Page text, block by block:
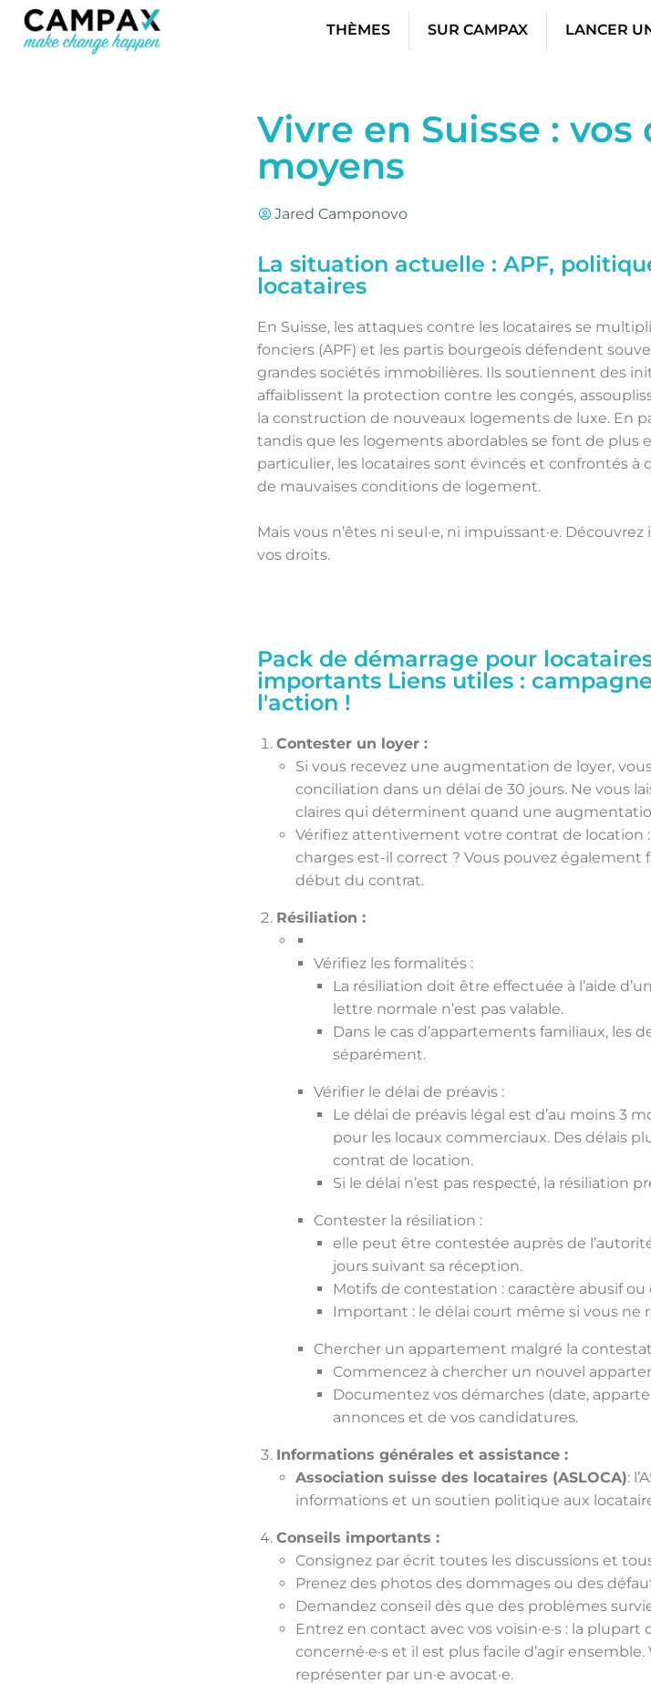
THÈMES SUR CAMPAX LANCER
Vivre en Suisse : vos
moyens
Jared Camponovo
La situation actuelle : APF,
locataires
En Suisse, les attaques contre les locataires se
fonciers (APF) et les partis bourgeois défendent
grandes sociétés immobilières. Ils soutiennent des
affaiblissent la protection contre les congés,
la construction de nouveaux logements de luxe. En
tandis que les logements abordables se font de plus
particulier, les locataires sont évincés et confrontés
de mauvaises conditions de logement.
Mais vous n’êtes ni seul·e, ni impuissant·e.
vos droits.
Pack de démarrage pour
importants Liens utiles :
l'action !
Contester un loyer :
Si vous recevez une augmentation de loyer,
conciliation dans un délai de 30 jours. Ne vous
claires qui déterminent quand une
Vérifiez attentivement votre contrat de location
charges est-il correct ? Vous pouvez également
début du contrat.
Résiliation :
Vérifiez les formalités :
La résiliation doit être effectuée à l’aide
lettre normale n’est pas valable.
Dans le cas d’appartements familiaux, les
séparément.
Vérifier le délai de préavis :
Le délai de préavis légal est d’au moins 3
pour les locaux commerciaux. Des délais
contrat de location.
Si le délai n’est pas respecté, la résiliation
Contester la résiliation :
elle peut être contestée auprès de
jours suivant sa réception.
Motifs de contestation : caractère abusif
Important : le délai court même si vous ne
Chercher un appartement malgré la
Commencez à chercher un nouvel
Documentez vos démarches (date,
annonces et de vos candidatures.
Informations générales et assistance :
Association suisse des locataires (ASLOCA):
informations et un soutien politique aux
Conseils importants :
Consignez par écrit toutes les discussions et
Prenez des photos des dommages ou des
Demandez conseil dès que des problèmes
Entrez en contact avec vos voisin·e·s : la
concerné·e·s et il est plus facile d’agir
représenter par un·e avocat·e.